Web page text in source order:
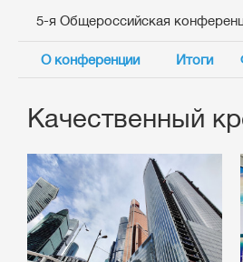
5-я Общероссийская
О конференции Итоги
Качественный